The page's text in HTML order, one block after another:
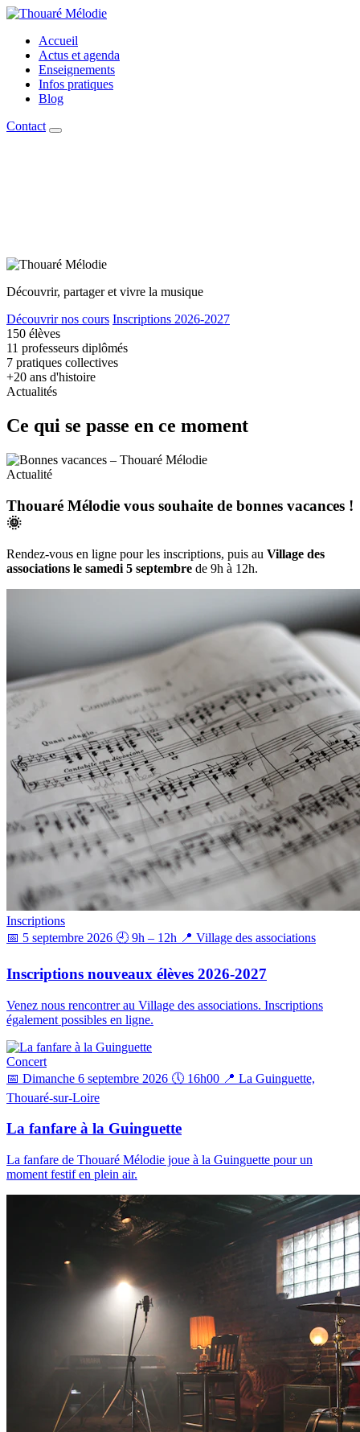
Accueil
Actus et agenda
Enseignements
Infos pratiques
Blog
Contact
Découvrir, partager et vivre la musique
Découvrir nos cours Inscriptions 2026-2027
150 élèves
11 professeurs diplômés
7 pratiques collectives
+20 ans d'histoire
Actualités
Ce qui se passe en ce moment
Actualité
Thouaré Mélodie vous souhaite de bonnes vacances !
🌞
Rendez-vous en ligne pour les inscriptions, puis au Village des
associations le samedi 5 septembre de 9h à 12h.
Inscriptions
📅 5 septembre 2026 🕘 9h – 12h 📍 Village des associations
Inscriptions nouveaux élèves 2026-2027
Venez nous rencontrer au Village des associations. Inscriptions
également possibles en ligne.
Concert
📅 Dimanche 6 septembre 2026 🕔 16h00 📍 La Guinguette,
Thouaré-sur-Loire
La fanfare à la Guinguette
La fanfare de Thouaré Mélodie joue à la Guinguette pour un
moment festif en plein air.